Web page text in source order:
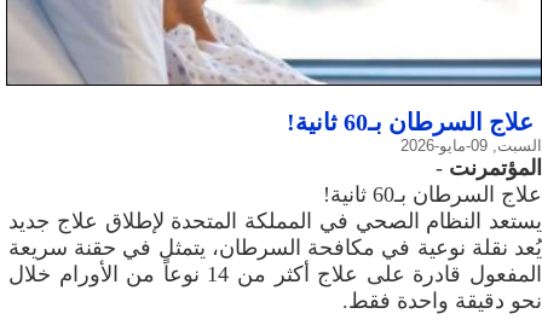
علاج السرطان بـ60 ثانية!
السبت, 09-مايو-2026
المؤتمرنت -
علاج السرطان بـ60 ثانية!
يستعد النظام الصحي في المملكة المتحدة لإطلاق علاج جديد
يُعد نقلة نوعية في مكافحة السرطان، يتمثل في حقنة سريعة
المفعول قادرة على علاج أكثر من 14 نوعاً من الأورام خلال
نحو دقيقة واحدة فقط.